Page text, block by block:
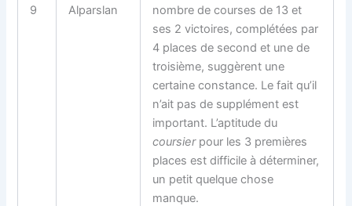
9 Alparslan
nombre de courses de 13 et
ses 2 victoires, complétées par
4 places de second et une de
troisième, suggèrent une
certaine constance. Le fait qu’il
n’ait pas de supplément est
important. L’aptitude du
coursierpour les 3 premières
places est difficile à déterminer,
un petit quelque chose
manque.